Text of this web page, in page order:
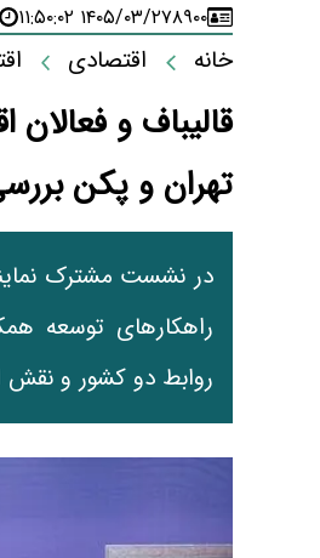
تأمین سرمایه در
۸۹۰۰۱۴۰۵/۰۳/۲۷ ۱۱:۵۰:۰۲
خانه اقتصادی
قالیباف و
تهران و پکن
در نشست مشترک
راهکارهای توسعه
روابط دو کشور و نقش